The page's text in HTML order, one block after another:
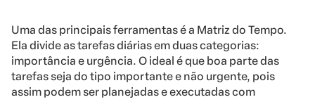
Uma das principais ferramentas é a Matriz do Tempo.
Ela divide as tarefas diárias em duas categorias:
importância e urgência. O ideal é que boa parte das
tarefas seja do tipo importante e não urgente, pois
assim podem ser planejadas e executadas com